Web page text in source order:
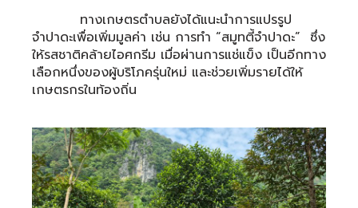
ทางเกษตรตำบลยังได้แนะนำการแปรรูป
จำปาดะเพื่อเพิ่มมูลค่า เช่น การทำ “สมูทตี้จำปาดะ” ซึ่ง
ให้รสชาติคล้ายไอศกรีม เมื่อผ่านการแช่แข็ง เป็นอีกทาง
เลือกหนึ่งของผู้บริโภครุ่นใหม่ และช่วยเพิ่มรายได้ให้
เกษตรกรในท้องถิ่น